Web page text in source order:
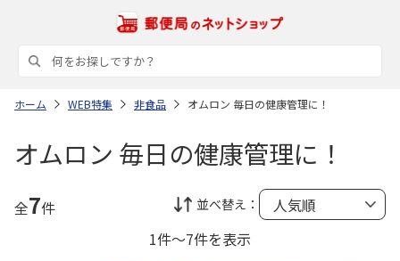
ホーム WEB特集 非食品 オムロン 毎日の健康管理に！
オムロン 毎日の健康管理に！
全7件 並べ替え：
1件～7件を表示